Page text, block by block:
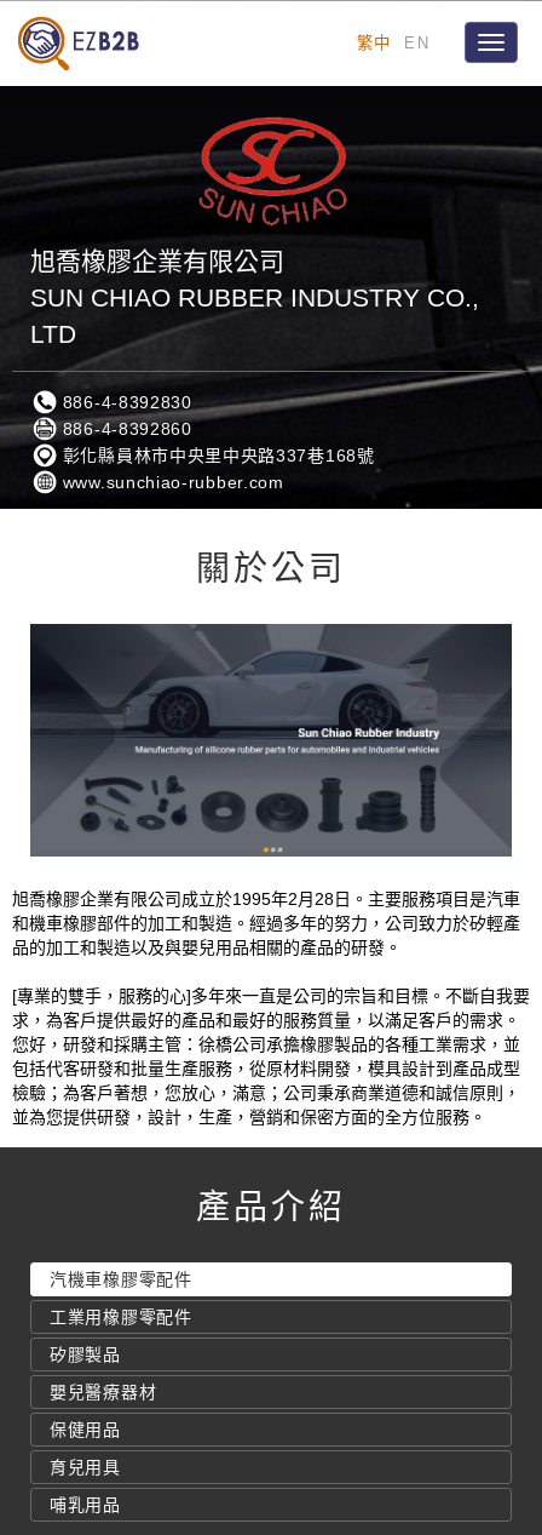
繁中 EN
Toggle
旭喬橡膠企業有限公司
SUN CHIAO RUBBER INDUSTRY CO.,
LTD
886-4-8392830
886-4-8392860
彰化縣員林市中央里中央路337巷168號
www.sunchiao-rubber.com
關於公司
旭喬橡膠企業有限公司成立於1995年2月28日。主要服務項目是汽車
和機車橡膠部件的加工和製造。經過多年的努力，公司致力於矽輕產
品的加工和製造以及與嬰兒用品相關的產品的研發。
[專業的雙手，服務的心]多年來一直是公司的宗旨和目標。不斷自我要
求，為客戶提供最好的產品和最好的服務質量，以滿足客戶的需求。
您好，研發和採購主管：徐橋公司承擔橡膠製品的各種工業需求，並
包括代客研發和批量生產服務，從原材料開發，模具設計到產品成型
檢驗；為客戶著想，您放心，滿意；公司秉承商業道德和誠信原則，
並為您提供研發，設計，生產，營銷和保密方面的全方位服務。
產品介紹
汽機車橡膠零配件
工業用橡膠零配件
矽膠製品
嬰兒醫療器材
保健用品
育兒用具
哺乳用品